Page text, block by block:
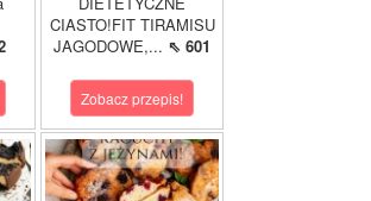
CIASTO!FIT TIRAMISU
JAGODOWE,... ⇖ 601
Zobacz przepis!